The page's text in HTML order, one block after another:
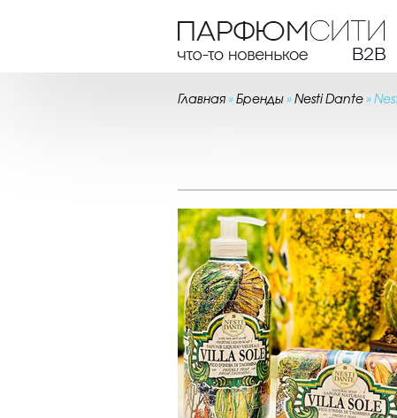
Главная»Бренды»Nesti Dante»